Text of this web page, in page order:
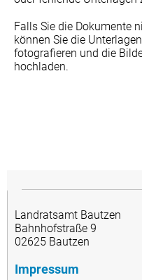
Falls Sie die Dokumente
können Sie die
fotografieren und die
hochladen.
Landratsamt Bautzen
Bahnhofstraße 9
02625 Bautzen
Impressum